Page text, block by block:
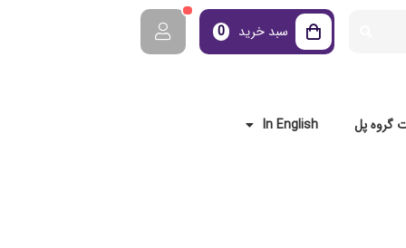
سبد خرید 0
گروه پل In English